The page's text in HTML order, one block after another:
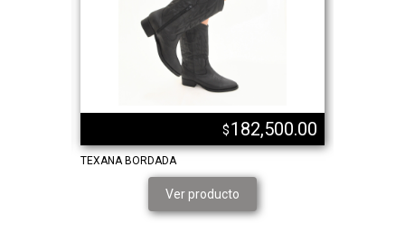
$182,500.00
TEXANA BORDADA
Ver producto